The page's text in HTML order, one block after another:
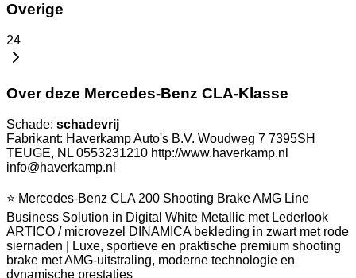
Overige
24
Over deze Mercedes-Benz CLA-Klasse
Schade: schadevrij
Fabrikant: Haverkamp Auto's B.V. Woudweg 7 7395SH
TEUGE, NL 0553231210 http://www.haverkamp.nl
info@haverkamp.nl
⭐ Mercedes-Benz CLA 200 Shooting Brake AMG Line
Business Solution in Digital White Metallic met Lederlook
ARTICO / microvezel DINAMICA bekleding in zwart met rode
siernaden | Luxe, sportieve en praktische premium shooting
brake met AMG-uitstraling, moderne technologie en
dynamische prestaties